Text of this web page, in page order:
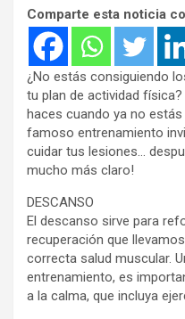
Comparte esta noticia
¿No estás consiguiendo
tu plan de actividad
haces cuando ya no
famoso entrenamiento
cuidar tus lesiones…
mucho más claro!
DESCANSO
El descanso sirve para
recuperación que
correcta salud muscular.
entrenamiento, es
a la calma, que incluya